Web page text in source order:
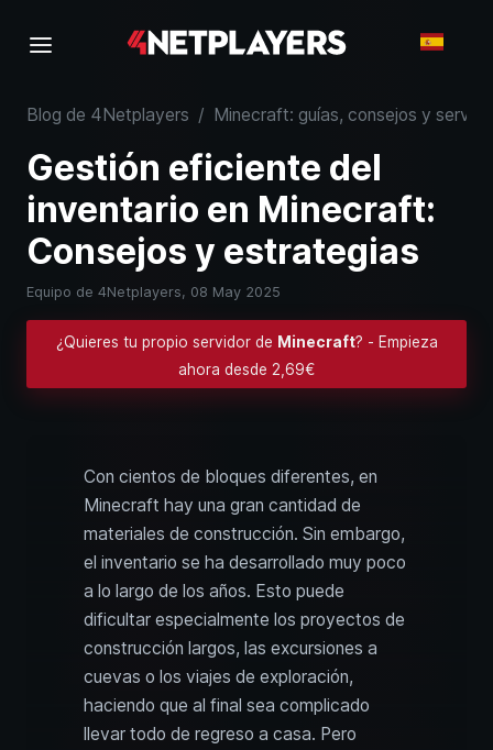
Blog de 4Netplayers / Minecraft: guías, consejos y
Gestión eficiente del
inventario en Minecraft:
Consejos y estrategias
Equipo de 4Netplayers, 08 May 2025
¿Quieres tu propio servidor de Minecraft? - Empieza
ahora desde 2,69€
Con cientos de bloques diferentes, en
Minecraft hay una gran cantidad de
materiales de construcción. Sin embargo,
el inventario se ha desarrollado muy poco
a lo largo de los años. Esto puede
dificultar especialmente los proyectos de
construcción largos, las excursiones a
cuevas o los viajes de exploración,
haciendo que al final sea complicado
llevar todo de regreso a casa. Pero